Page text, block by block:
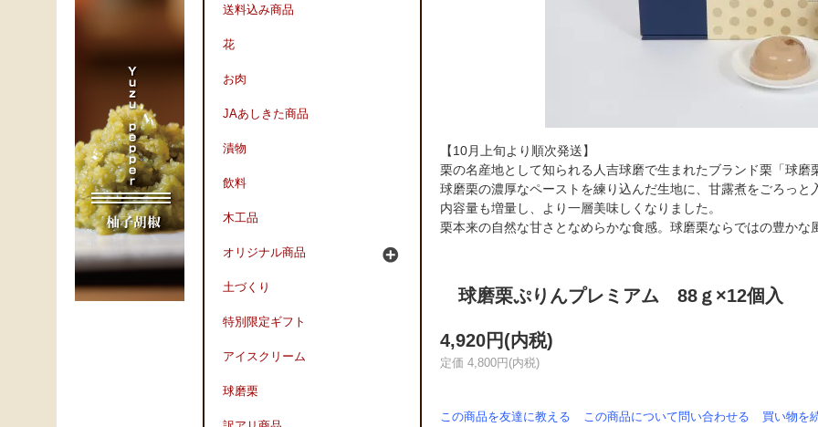
【10月上旬より順次発送】
栗の名産地として知られる人吉球磨で生まれたブランド栗「球磨
球磨栗の濃厚なペーストを練り込んだ生地に、甘露煮をごろっ
内容量も増量し、より一層美味しくなりました。
栗本来の自然な甘さとなめらかな食感。球磨栗ならではの豊か
球磨栗ぷりんプレミアム 88ｇ×12個入
4,920円(内税)
定価 4,800円(内税)
この商品を友達に教える この商品について問い合わせる 買い物を
送料込み商品
花
お肉
JAあしきた商品
漬物
飲料
木工品
オリジナル商品
土づくり
特別限定ギフト
アイスクリーム
球磨栗